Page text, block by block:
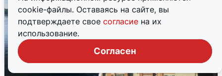
cookie-файлы. Оставаясь на сайте, вы
подтверждаете свое согласие на их
использование.
Согласен